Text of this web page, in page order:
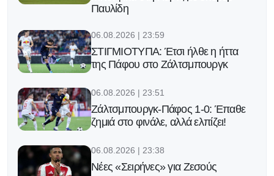
Παυλίδη
06.08.2026 | 23:59
ΣΤΙΓΜΙΟΤΥΠΑ: Έτσι ήλθε η ήττα
της Πάφου στο Ζάλτσμπουργκ
06.08.2026 | 23:51
Ζάλτσμπουργκ-Πάφος 1-0: Έπαθε
ζημιά στο φινάλε, αλλά ελπίζει!
06.08.2026 | 23:38
Νέες «Σειρήνες» για Ζεσούς